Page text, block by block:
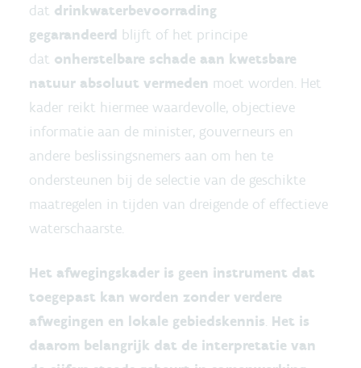
dat drinkwaterbevoorrading
gegarandeerd blijft of het principe
dat onherstelbare schade aan kwetsbare
natuur absoluut vermeden moet worden. Het
kader reikt hiermee waardevolle, objectieve
informatie aan de minister, gouverneurs en
andere beslissingsnemers aan om hen te
ondersteunen bij de selectie van de geschikte
maatregelen in tijden van dreigende of effectieve
waterschaarste.
Het afwegingskader is geen instrument dat
toegepast kan worden zonder verdere
afwegingen en lokale gebiedskennis. Het is
daarom belangrijk dat de interpretatie van